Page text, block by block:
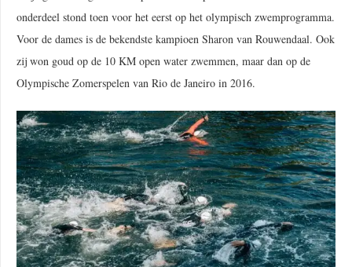
onderdeel stond toen voor het eerst op het olympisch zwemprogramma.
Voor de dames is de bekendste kampioen Sharon van Rouwendaal. Ook
zij won goud op de 10 KM open water zwemmen, maar dan op de
Olympische Zomerspelen van Rio de Janeiro in 2016.